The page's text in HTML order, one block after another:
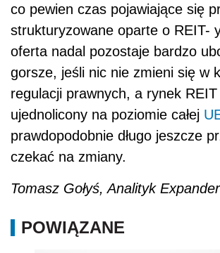
co pewien czas pojawiające się
strukturyzowane oparte o REIT-
oferta nadal pozostaje bardzo
gorsze, jeśli nic nie zmieni się w
regulacji prawnych, a rynek
ujednolicony na poziomie całej
prawdopodobnie długo jeszcze
czekać na zmiany.
Tomasz Gołyś, Analityk
POWIĄZANE